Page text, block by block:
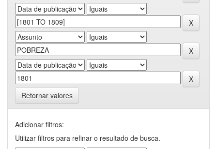
Retornar valores
Adicionar filtros:
Utilizar filtros para refinar o resultado de busca.